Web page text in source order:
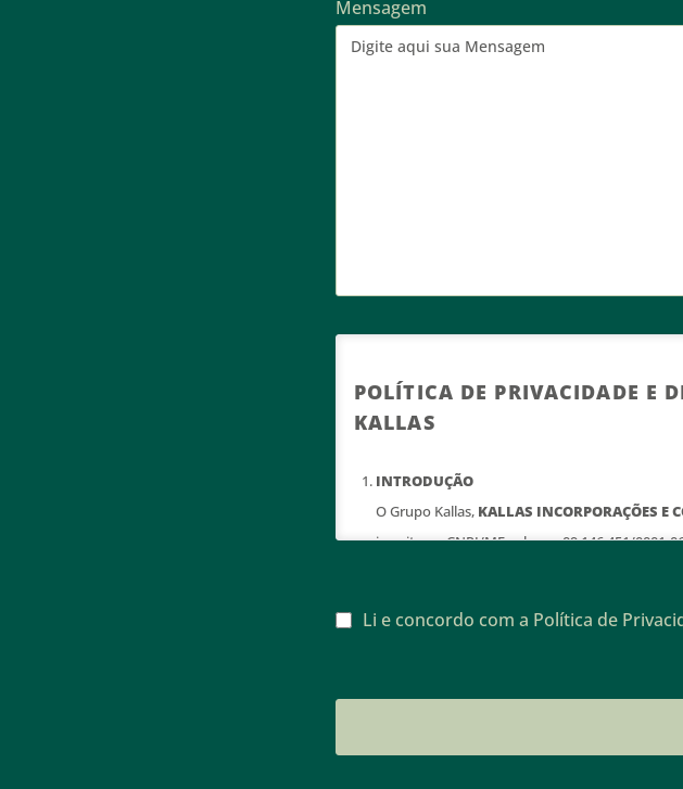
Mensagem
POLÍTICA DE PRIVACIDADE E
KALLAS
INTRODUÇÃO
O Grupo Kallas, KALLAS INCORPORAÇÕES E
inscrita no CNPJ/MF sob o n. 09.146.451/0001-
Esta Política de Privacidade descreve como
dados pessoais, recomendamos que você leia
Li e concordo com a Política de